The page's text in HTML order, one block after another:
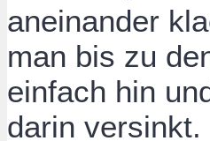
aneinander
man bis zu
einfach hin
darin versinkt.